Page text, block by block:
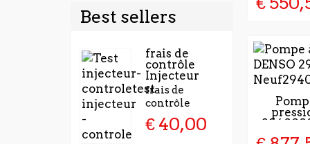
la pompe immergée dans le
Best sellers
frais de
contrôle
Injecteur
frais de
contrôle
€ 40,00
2 À 4
LA